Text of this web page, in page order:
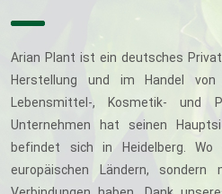
Arian Plant ist ein deutsches
Herstellung und im Handel
Lebensmittel-, Kosmetik- und
Unternehmen hat seinen
befindet sich in Heidelberg.
europäischen Ländern,